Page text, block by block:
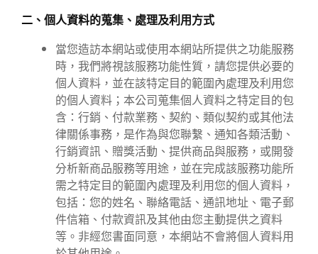
二、個人資料的蒐集、處理及利用方式
當您造訪本網站或使用本網站所提供之功能服務
時，我們將視該服務功能性質，請您提供必要的
個人資料，並在該特定目的範圍內處理及利用您
的個人資料；本公司蒐集個人資料之特定目的包
含：行銷、付款業務、契約、類似契約或其他法
律關係事務，是作為與您聯繫、通知各類活動、
行銷資訊、贈獎活動、提供商品與服務，或開發
分析新商品服務等用途，並在完成該服務功能所
需之特定目的範圍內處理及利用您的個人資料，
包括：您的姓名、聯絡電話、通訊地址、電子郵
件信箱、付款資訊及其他由您主動提供之資料
等。非經您書面同意，本網站不會將個人資料用